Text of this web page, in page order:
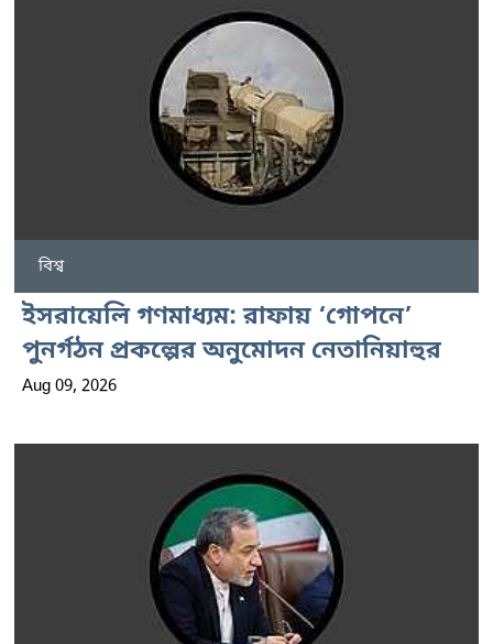
বিশ্ব
ইসরায়েলি গণমাধ্যম: রাফায় ‘গোপনে’
পুনর্গঠন প্রকল্পের অনুমোদন নেতানিয়াহুর
Aug 09, 2026